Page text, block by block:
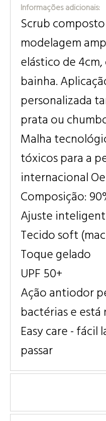
Informações adicionais:
Scrub
modelagem
elástico de
bainha.
personalizada
prata ou
Malha
tóxicos para a
internacional
Composição:
Ajuste
Tecido soft
Toque gelado
UPF 50+
Ação antiodor
bactérias e
Easy care - fácil
passar